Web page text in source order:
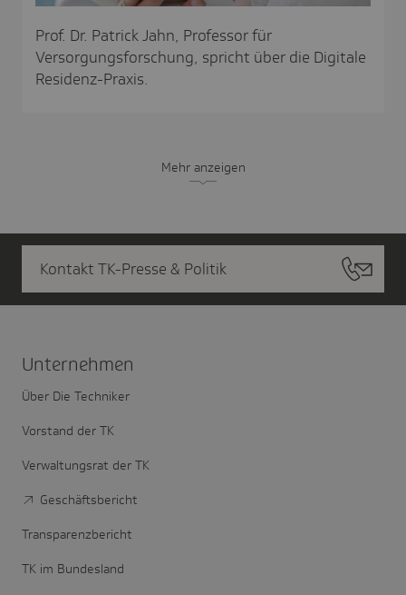
Prof. Dr. Patrick Jahn, Professor für
Versorgungsforschung, spricht über die Digitale
Residenz-Praxis.
Mehr anzeigen
Kontakt TK-Presse & Politik
Unter­nehmen
Über Die Techniker
Vorstand der TK
Verwaltungsrat der TK
Geschäftsbericht
Transparenzbericht
TK im Bundesland